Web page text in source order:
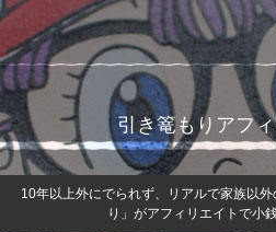
引き篭もりアフ
10年以上外にでられず、リアルで家族以
り」がアフィリエイトで小